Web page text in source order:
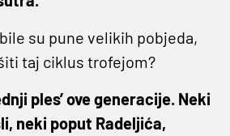
su pune velikih pobjeda,
taj ciklus trofejom?
ples’ ove generacije. Neki
neki poput Radeljića,